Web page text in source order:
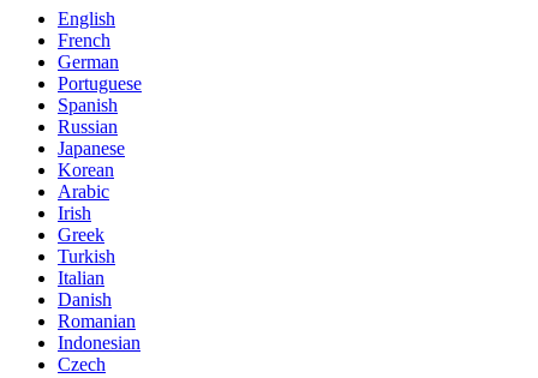
English
French
German
Portuguese
Spanish
Russian
Japanese
Korean
Arabic
Irish
Greek
Turkish
Italian
Danish
Romanian
Indonesian
Czech